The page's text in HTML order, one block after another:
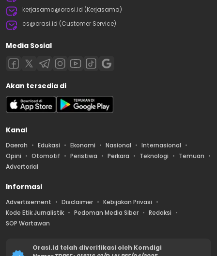
kerjasama@orasi.id (Kerjasama)
cs@orasi.id (Customer Service)
Media Sosial
Akan tersedia di
Kanal
Daerah Edukasi Ekonomi Nasional
Internasional
Opini
Otomotif Peristiwa Perkara Teknologi
Temuan
Advertorial
Informasi
Advertisement Disclaimer
Kebijakan Privasi
Kode Etik Jurnalistik
Pedoman Media Siber
Redaksi
SOP Wartawan
Orasi.id telah diverifikasi oleh Komdigi